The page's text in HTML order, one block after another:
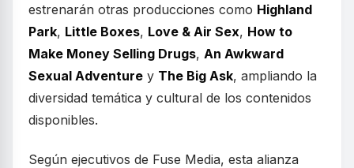
estrenarán otras producciones como Highland
Park, Little Boxes, Love & Air Sex, How to
Make Money Selling Drugs, An Awkward
Sexual Adventure y The Big Ask, ampliando la
diversidad temática y cultural de los contenidos
disponibles.
Según ejecutivos de Fuse Media, esta alianza